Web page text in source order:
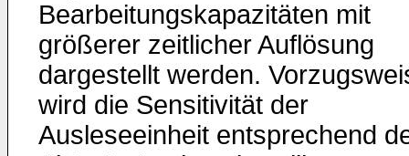
Bearbeitungskapazitäten mit
größerer zeitlicher Auflösung
dargestellt werden.
wird die Sensitivität der
Ausleseeinheit entsprechend